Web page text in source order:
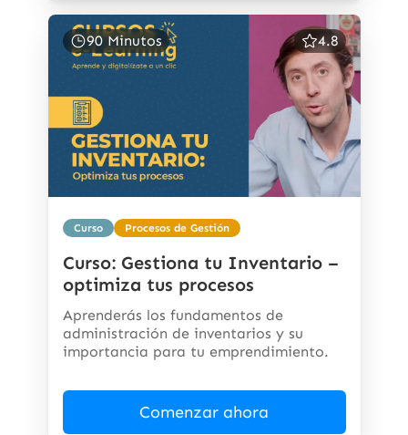
90 Minutos 4.8
Curso Procesos de Gestión
Curso: Gestiona tu Inventario –
optimiza tus procesos
Aprenderás los fundamentos de
administración de inventarios y su
importancia para tu emprendimiento.
Comenzar ahora